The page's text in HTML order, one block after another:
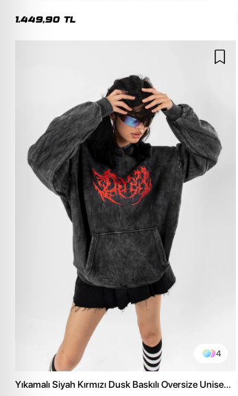
1.449,90 TL
4
Yıkamalı Siyah Kırmızı Dusk Baskılı Oversize Unisex